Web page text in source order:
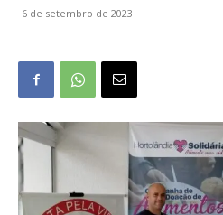
6 de setembro de 2023